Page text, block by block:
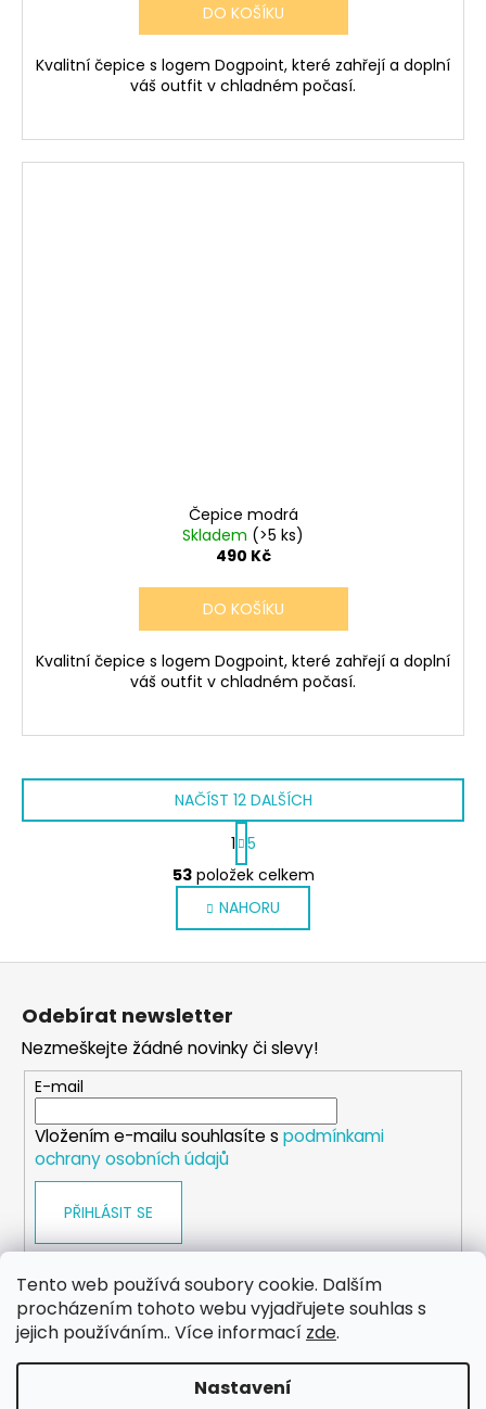
Tento web používá soubory cookie. Dalším
procházením tohoto webu vyjadřujete souhlas s
jejich používáním.. Více informací zde.
Nastavení
DO KOŠÍKU
Kvalitní čepice s logem Dogpoint, které zahřejí a doplní
váš outfit v chladném počasí.
Čepice modrá
Skladem (>5 ks)
490 Kč
DO KOŠÍKU
Kvalitní čepice s logem Dogpoint, které zahřejí a doplní
váš outfit v chladném počasí.
O
v
l
á
d
p
r
v
k
y
i
u
NAČÍST 12 DALŠÍCH
S
t
r
á
n
k
1 5
53položek celkem
NAHORU
Z
Odebírat newsletter
Nezmeškejte žádné novinky či slevy!
E-mail
Vložením e-mailu souhlasíte s podmínkami
ochrany osobních údajů
PŘIHLÁSIT SE
WEB FACEBOOK INSTAGRAM YOUTUBE